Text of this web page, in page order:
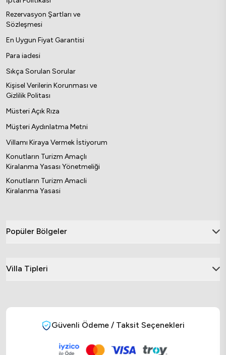
Rezervasyon Şartları ve
Sözleşmesi
En Uygun Fiyat Garantisi
Para iadesi
Sıkça Sorulan Sorular
Kişisel Verilerin Korunması ve
Gizlilik Politası
Müsteri Açık Rıza
Müşteri Aydınlatma Metni
Villamı Kiraya Vermek İstiyorum
Konutların Turizm Amaçlı
Kiralanma Yasası Yönetmeliği
Konutların Turizm Amacli
Kiralanma Yasasi
Popüler Bölgeler
Villa Tipleri
Güvenli Ödeme / Taksit Seçenekleri